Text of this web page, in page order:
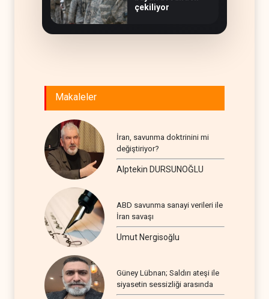
çekiliyor
Makaleler
İran, savunma doktrinini mi
değiştiriyor?
Alptekin DURSUNOĞLU
ABD savunma sanayi verileri ile
İran savaşı
Umut Nergisoğlu
Güney Lübnan; Saldırı ateşi ile
siyasetin sessizliği arasında